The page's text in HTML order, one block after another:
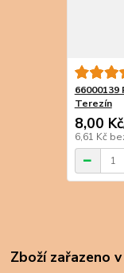
Terezín
8,00 Kč
6,61 Kč
Zboží zařazeno